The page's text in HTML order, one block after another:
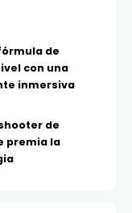
de
con una
inmersiva
de
premia la